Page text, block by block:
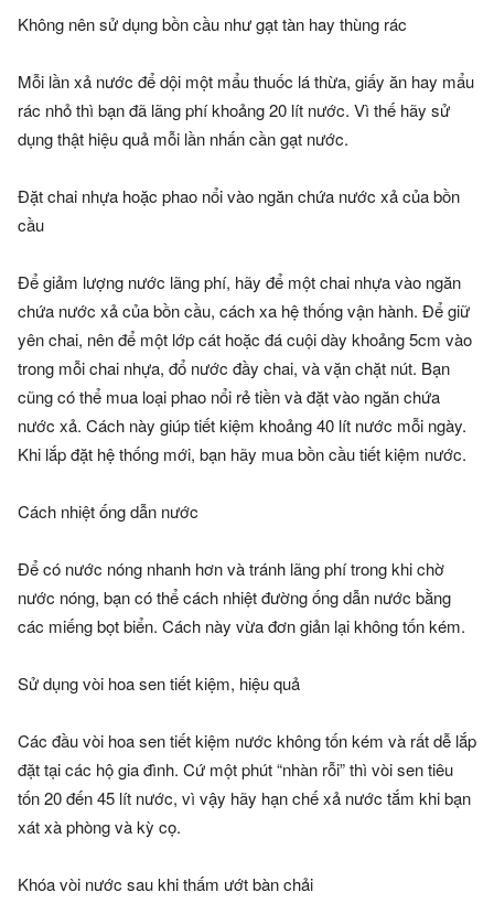
Không nên sử dụng bồn cầu như gạt tàn hay thùng rác
Mỗi lần xả nước để dội một mẩu thuốc lá thừa, giấy ăn hay mẩu
rác nhỏ thì bạn đã lãng phí khoảng 20 lít nước. Vì thế hãy sử
dụng thật hiệu quả mỗi lần nhấn cần gạt nước.
Đặt chai nhựa hoặc phao nổi vào ngăn chứa nước xả của bồn
cầu
Để giảm lượng nước lãng phí, hãy để một chai nhựa vào ngăn
chứa nước xả của bồn cầu, cách xa hệ thống vận hành. Để giữ
yên chai, nên để một lớp cát hoặc đá cuội dày khoảng 5cm vào
trong mỗi chai nhựa, đổ nước đầy chai, và vặn chặt nút. Bạn
cũng có thể mua loại phao nổi rẻ tiền và đặt vào ngăn chứa
nước xả. Cách này giúp tiết kiệm khoảng 40 lít nước mỗi ngày.
Khi lắp đặt hệ thống mới, bạn hãy mua bồn cầu tiết kiệm nước.
Cách nhiệt ống dẫn nước
Để có nước nóng nhanh hơn và tránh lãng phí trong khi chờ
nước nóng, bạn có thể cách nhiệt đường ống dẫn nước bằng
các miếng bọt biển. Cách này vừa đơn giản lại không tốn kém.
Sử dụng vòi hoa sen tiết kiệm, hiệu quả
Các đầu vòi hoa sen tiết kiệm nước không tốn kém và rất dễ lắp
đặt tại các hộ gia đình. Cứ một phút “nhàn rỗi” thì vòi sen tiêu
tốn 20 đến 45 lít nước, vì vậy hãy hạn chế xả nước tắm khi bạn
xát xà phòng và kỳ cọ.
Khóa vòi nước sau khi thấm ướt bàn chải